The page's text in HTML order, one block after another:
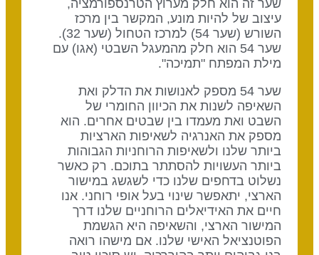
שער זה הוא חלק מערוץ הטרנספורמציה,
עיצוב של להיות מונע, המקשר בין מרכז
השורש (שער 54) למרכז הטחול (שער 32).
שער 54 הוא חלק מהמעגל השבטי (אגו) עם
מילת המפתח "תמיכה".
שער 54 מספק לאנושות את הדלק ואת
השאיפה לשנות את הכיוון החומרי של
השבט ואת מעמדו בין שבטים אחרים. הוא
מספק את האנרגיה לשאיפות הארציות
ביותר שלנו ולשאיפות הרוחניות הגבוהות
ביותר העשויות להסתתר בתוכם. רק כאשר
נשלוט בדחפים שלנו כדי לשגשג במישור
הארצי, יתאפשר שינוי בעל אופי רוחני. אנו
חיים את האידיאלים הרוחניים שלנו דרך
המישור הארצי, והשאיפה היא הגשמת
הפוטנציאל האישי שלנו. אם מישהו רואה